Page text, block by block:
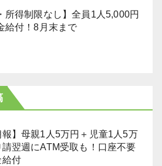
所得制限なし】全員1人5,000円
給付！8月末まで
報】母親1人5万円＋児童1人5万
請翌週にATM受取も！口座不要
給付